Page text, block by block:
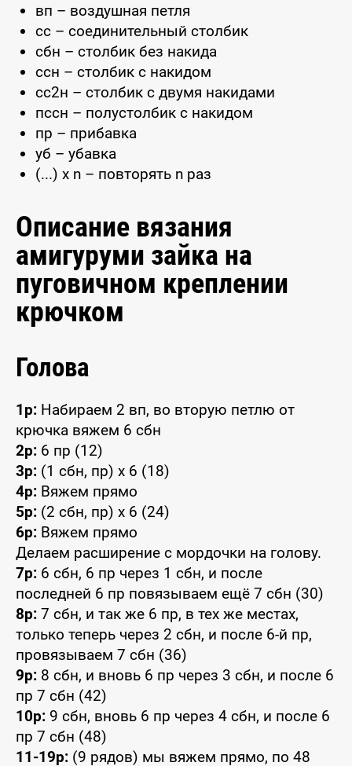
вп – воздушная петля
сс – соединительный столбик
сбн – столбик без накида
ссн – столбик с накидом
сс2н – столбик с двумя накидами
пссн – полустолбик с накидом
пр – прибавка
уб – убавка
(...) x n – повторять n раз
Описание вязания
амигуруми зайка на
пуговичном креплении
крючком
Голова
1р: Набираем 2 вп, во вторую петлю от
крючка вяжем 6 сбн
2р: 6 пр (12)
3р: (1 сбн, пр) x 6 (18)
4р: Вяжем прямо
5р: (2 сбн, пр) x 6 (24)
6р: Вяжем прямо
Делаем расширение с мордочки на голову.
7р: 6 сбн, 6 пр через 1 сбн, и после
последней 6 пр повязываем ещё 7 сбн (30)
8р: 7 сбн, и так же 6 пр, в тех же местах,
только теперь через 2 сбн, и после 6-й пр,
провязываем 7 сбн (36)
9р: 8 сбн, и вновь 6 пр через 3 сбн, и после 6
пр 7 сбн (42)
10р: 9 сбн, вновь 6 пр через 4 сбн, и после 6
пр 7 сбн (48)
11-19р: (9 рядов) мы вяжем прямо, по 48